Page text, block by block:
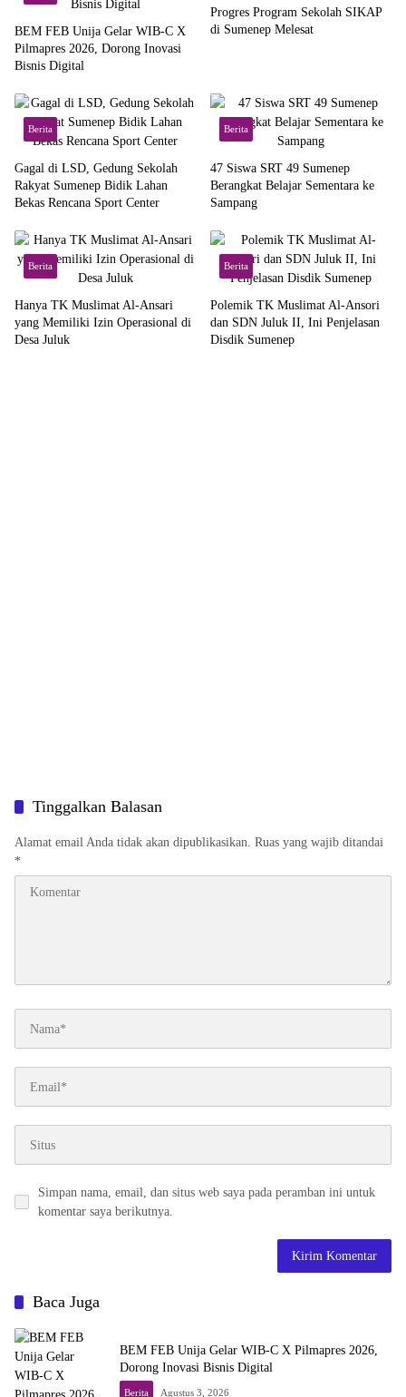
BEM FEB Unija Gelar WIB-C X
Pilmapres 2026, Dorong Inovasi
Bisnis Digital
Progres Program Sekolah SIKAP
di Sumenep Melesat
Berita
Gagal di LSD, Gedung Sekolah
Rakyat Sumenep Bidik Lahan
Bekas Rencana Sport Center
Berita
47 Siswa SRT 49 Sumenep
Berangkat Belajar Sementara ke
Sampang
Berita
Hanya TK Muslimat Al-Ansari
yang Memiliki Izin Operasional di
Desa Juluk
Berita
Polemik TK Muslimat Al-Ansori
dan SDN Juluk II, Ini Penjelasan
Disdik Sumenep
Tinggalkan Balasan
Alamat email Anda tidak akan dipublikasikan. Ruas yang wajib ditandai
*
Simpan nama, email, dan situs web saya pada peramban ini untuk
komentar saya berikutnya.
Baca Juga
BEM FEB Unija Gelar WIB-C X Pilmapres 2026,
Dorong Inovasi Bisnis Digital
Berita Agustus 3, 2026